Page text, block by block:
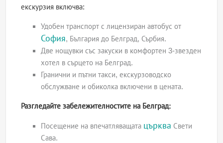
екскурзия включва:
Удобен транспорт с лицензиран автобус от
София, България до Белград, Сърбия.
Две нощувки със закуски в комфортен 3-звезден
хотел в сърцето на Белград.
Гранични и пътни такси, екскурзоводско
обслужване и обиколка включени в цената.
Разгледайте забележителностите на Белград:
Посещение на впечатляващата църква Свети
Сава.